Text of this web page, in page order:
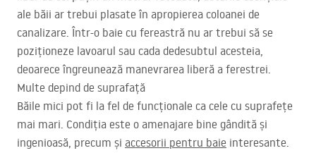
ale băii ar trebui plasate în apropierea coloanei de
canalizare. Într-o baie cu fereastră nu ar trebui să se
poziționeze lavoarul sau cada dedesubtul acesteia,
deoarece îngreunează manevrarea liberă a ferestrei.
Multe depind de suprafață
Băile mici pot fi la fel de funcționale ca cele cu suprafețe
mai mari. Condiția este o amenajare bine gândită și
ingenioasă, precum și accesorii pentru baie interesante.